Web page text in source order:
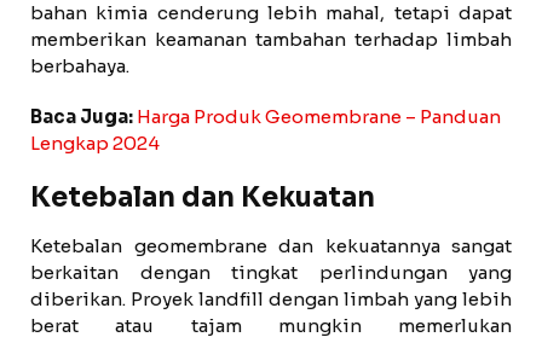
bahan kimia cenderung lebih mahal, tetapi dapat
memberikan keamanan tambahan terhadap limbah
berbahaya.
Baca Juga: Harga Produk Geomembrane – Panduan
Lengkap 2024
Ketebalan dan Kekuatan
Ketebalan geomembrane dan kekuatannya sangat
berkaitan dengan tingkat perlindungan yang
diberikan. Proyek landfill dengan limbah yang lebih
berat atau tajam mungkin memerlukan